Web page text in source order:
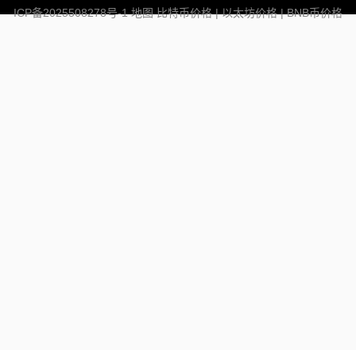
ICP备2025508278号-1 地图 比特币价格|以太坊价格|BNB币价格